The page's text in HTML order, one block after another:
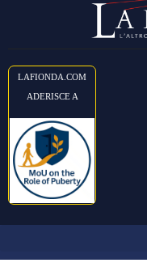
LAFIONDA.COM
ADERISCE A